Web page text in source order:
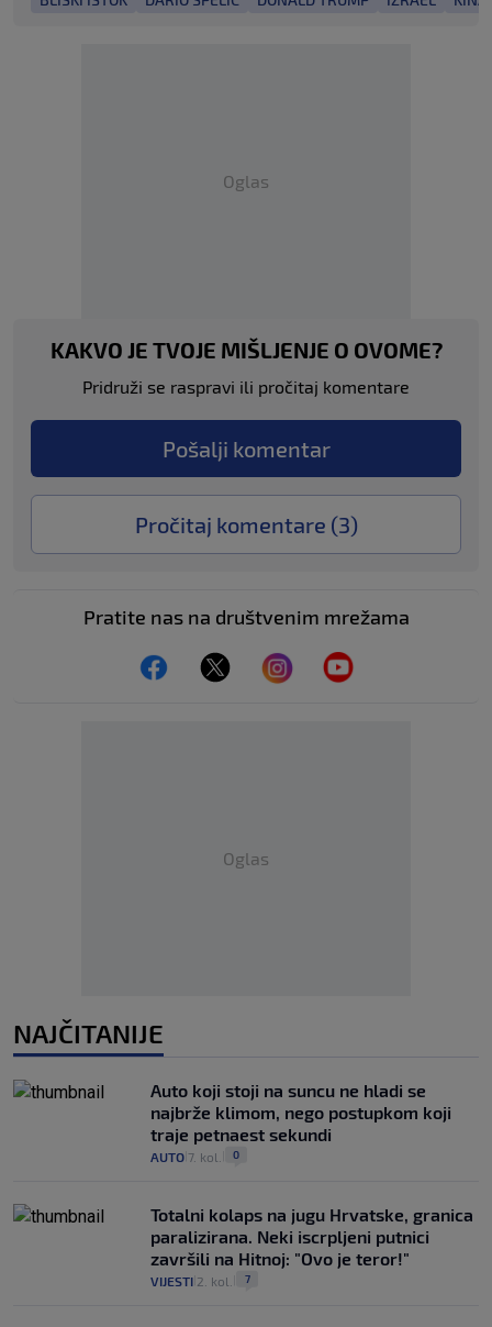
Oglas
KAKVO JE TVOJE MIŠLJENJE O OVOME?
Pridruži se raspravi ili pročitaj komentare
Pošalji komentar
Pročitaj komentare (3)
Pratite nas na društvenim mrežama
Oglas
NAJČITANIJE
Auto koji stoji na suncu ne hladi se
najbrže klimom, nego postupkom koji
traje petnaest sekundi
AUTO 7. kol. 0
Totalni kolaps na jugu Hrvatske, granica
paralizirana. Neki iscrpljeni putnici
završili na Hitnoj: "Ovo je teror!"
VIJESTI 2. kol. 7